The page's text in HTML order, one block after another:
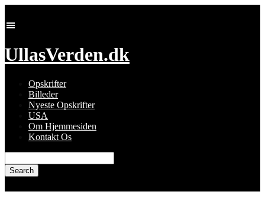
content
UllasVerden.dk
Opskrifter
Billeder
Nyeste Opskrifter
USA
Om Hjemmesiden
Kontakt Os
for: